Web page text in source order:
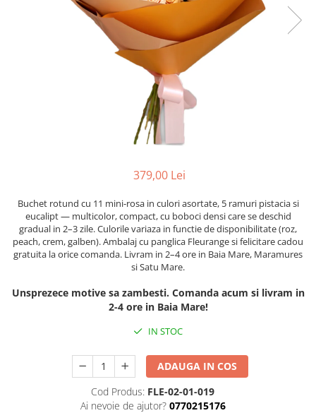
379,00 Lei
Buchet rotund cu 11 mini-rosa in culori asortate, 5 ramuri pistacia si
eucalipt — multicolor, compact, cu boboci densi care se deschid
gradual in 2–3 zile. Culorile variaza in functie de disponibilitate (roz,
peach, crem, galben). Ambalaj cu panglica Fleurange si felicitare cadou
gratuita la orice comanda. Livram in 2–4 ore in Baia Mare, Maramures
si Satu Mare.
Unsprezece motive sa zambesti. Comanda acum si livram in
2-4 ore in Baia Mare!
IN STOC
ADAUGA IN COS
Cod Produs: FLE-02-01-019
Ai nevoie de ajutor? 0770215176